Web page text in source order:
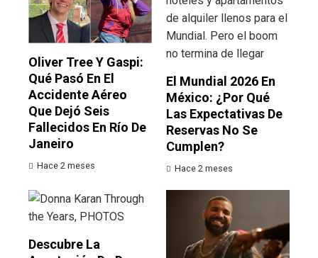
Oliver Tree Y Gaspi:
Qué Pasó En El
Accidente Aéreo
Que Dejó Seis
Fallecidos En Río De
Janeiro
Hace 2 meses
El Mundial 2026 En
México: ¿por Qué
Las Expectativas De
Reservas No Se
Cumplen?
Hace 2 meses
Descubre La